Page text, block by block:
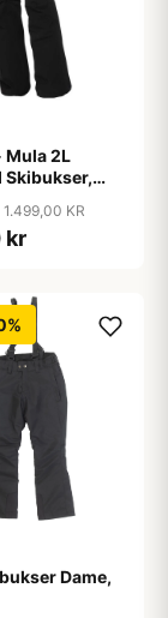
Mula 2L
Skibukser,
1.499,00 KR
kr
Dame,